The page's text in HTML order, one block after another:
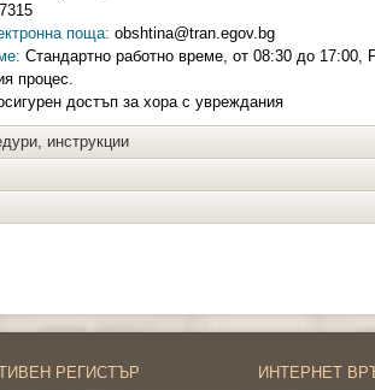
поща: obshtina@tran.egov.bg
Стандартно работно време, от 08:30 до 17:00,
процес.
достъп за хора с увреждания
инструкции
РЕГИСТЪР ИНТЕРНЕТ